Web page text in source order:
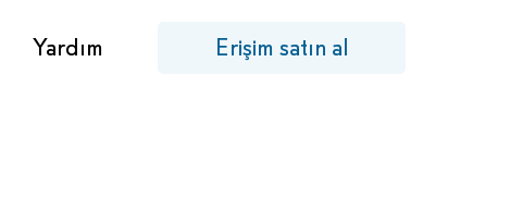
Yardım Erişim satın al